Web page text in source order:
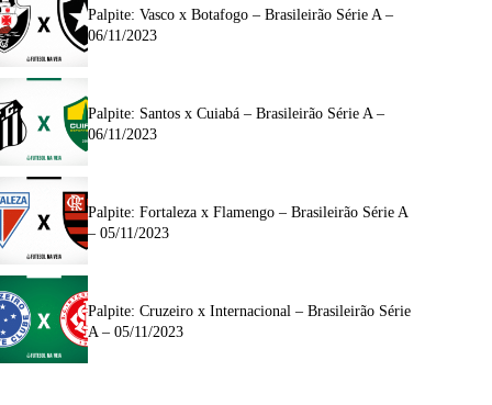
Palpite: Vasco x Botafogo – Brasileirão Série A –
06/11/2023
Palpite: Santos x Cuiabá – Brasileirão Série A –
06/11/2023
Palpite: Fortaleza x Flamengo – Brasileirão Série A
– 05/11/2023
Palpite: Cruzeiro x Internacional – Brasileirão Série
A – 05/11/2023